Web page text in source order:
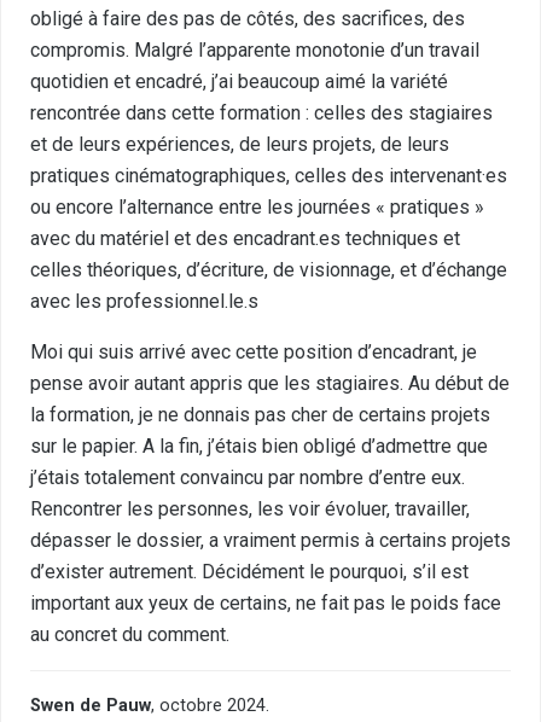
obligé à faire des pas de côtés, des sacrifices, des
compromis. Malgré l’apparente monotonie d’un travail
quotidien et encadré, j’ai beaucoup aimé la variété
rencontrée dans cette formation : celles des stagiaires
et de leurs expériences, de leurs projets, de leurs
pratiques cinématographiques, celles des intervenant·es
ou encore l’alternance entre les journées « pratiques »
avec du matériel et des encadrant.es techniques et
celles théoriques, d’écriture, de visionnage, et d’échange
avec les professionnel.le.s
Moi qui suis arrivé avec cette position d’encadrant, je
pense avoir autant appris que les stagiaires. Au début de
la formation, je ne donnais pas cher de certains projets
sur le papier. A la fin, j’étais bien obligé d’admettre que
j’étais totalement convaincu par nombre d’entre eux.
Rencontrer les personnes, les voir évoluer, travailler,
dépasser le dossier, a vraiment permis à certains projets
d’exister autrement. Décidément le pourquoi, s’il est
important aux yeux de certains, ne fait pas le poids face
au concret du comment.
Swen de Pauw, octobre 2024.